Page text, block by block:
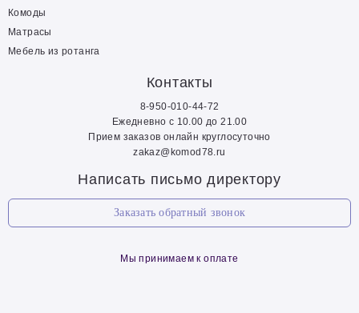
Комоды
Матрасы
Мебель из ротанга
Контакты
8-950-010-44-72
Ежедневно с 10.00 до 21.00
Прием заказов онлайн круглосуточно
zakaz@komod78.ru
Написать письмо директору
Заказать обратный звонок
Мы принимаем к оплате